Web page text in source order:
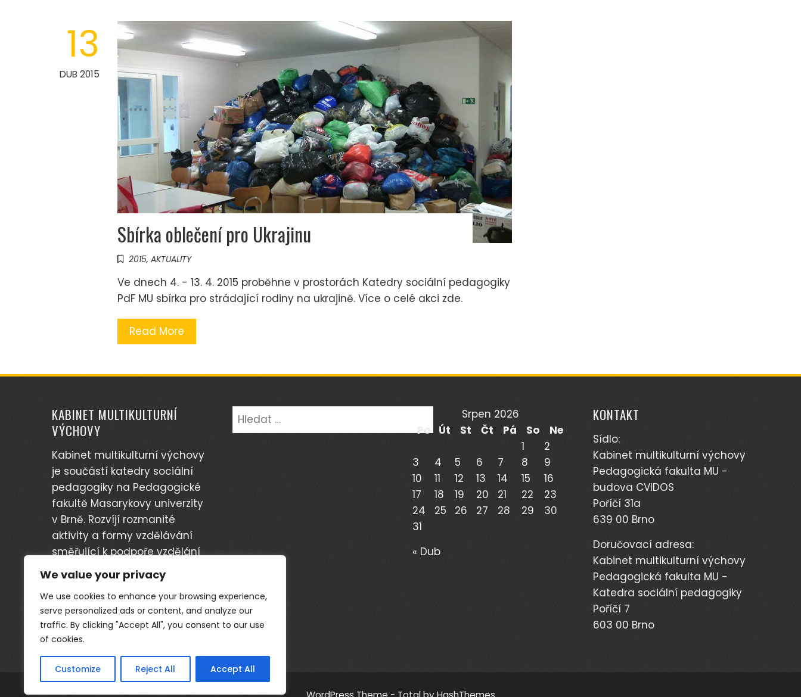
We value your privacy
We use cookies to enhance your browsing experience,
serve personalized ads or content, and analyze our
traffic. By clicking "Accept All", you consent to our use
of cookies.
Customize Reject All Accept All
13
DUB 2015
Sbírka oblečení pro Ukrajinu
2015, AKTUALITY
Ve dnech 4. - 13. 4. 2015 proběhne v prostorách Katedry sociální pedagogiky
PdF MU sbírka pro strádající rodiny na ukrajině. Více o celé akci zde.
Read More
KABINET MULTIKULTURNÍ
VÝCHOVY
Kabinet multikulturní výchovy
je součástí katedry sociální
pedagogiky na Pedagogické
fakultě Masarykovy univerzity
v Brně. Rozvíjí rozmanité
aktivity a formy vzdělávání
směřující k podpoře vzdělání
etnických skupin a minorit v
České republice.
Vyhledávání
Srpen 2026
Po
Út St Čt Pá So
Ne
1
2
3
4 5 6 7 8
9
10
11 12 13 14 15
16
17
18 19 20 21 22
23
24
25 26 27 28 29
30
31
« Dub
KONTAKT
Sídlo:
Kabinet multikulturní výchovy
Pedagogická fakulta MU -
budova CVIDOS
Poříčí 31a
639 00 Brno
Doručovací adresa:
Kabinet multikulturní výchovy
Pedagogická fakulta MU -
Katedra sociální pedagogiky
Poříčí 7
603 00 Brno